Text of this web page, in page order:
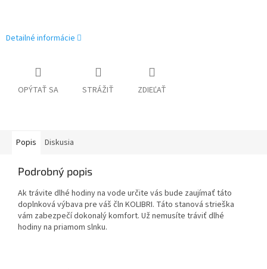
Detailné informácie
OPÝTAŤ SA STRÁŽIŤ ZDIEĽAŤ
Popis Diskusia
Podrobný popis
Ak trávite dlhé hodiny na vode určite vás bude zaujímať táto
doplnková výbava pre váš čln KOLIBRI. Táto stanová strieška
vám zabezpečí dokonalý komfort. Už nemusíte tráviť dlhé
hodiny na priamom slnku.